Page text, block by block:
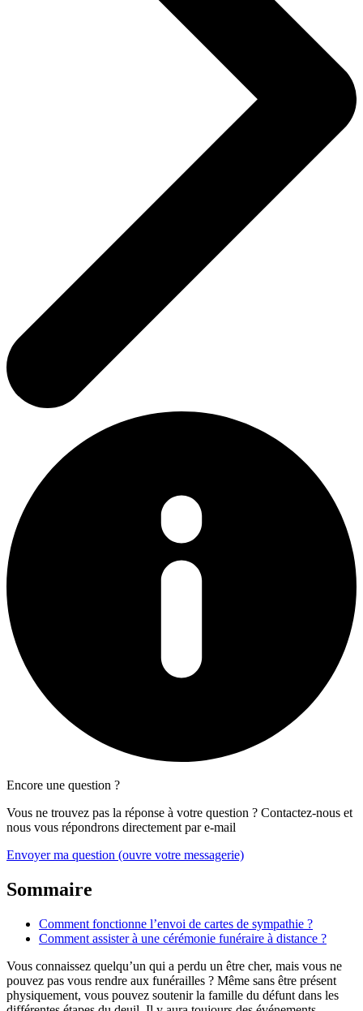
Encore une question ?
Vous ne trouvez pas la réponse à votre question ? Contactez-nous et
nous vous répondrons directement par e-mail
Envoyer ma question (ouvre votre messagerie)
Sommaire
Comment fonctionne l’envoi de cartes de sympathie ?
Comment assister à une cérémonie funéraire à distance ?
Vous connaissez quelqu’un qui a perdu un être cher, mais vous ne
pouvez pas vous rendre aux funérailles ? Même sans être présent
physiquement, vous pouvez soutenir la famille du défunt dans les